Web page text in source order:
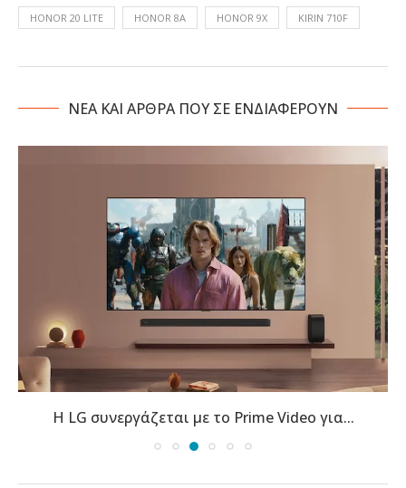
HONOR 20 LITE HONOR 8A HONOR 9X KIRIN 710F
NΕΑ ΚΑΙ ΑΡΘΡΑ ΠΟΥ ΣΕ ΕΝΔΙΑΦΕΡΟΥΝ
Η LG συνεργάζεται με το Prime Video για...